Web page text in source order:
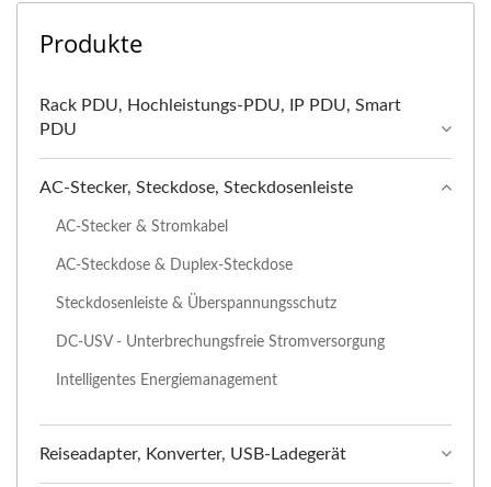
Produkte
Rack PDU, Hochleistungs-PDU, IP PDU, Smart
PDU
AC-Stecker, Steckdose, Steckdosenleiste
AC-Stecker & Stromkabel
AC-Steckdose & Duplex-Steckdose
Steckdosenleiste & Überspannungsschutz
DC-USV - Unterbrechungsfreie Stromversorgung
Intelligentes Energiemanagement
Reiseadapter, Konverter, USB-Ladegerät